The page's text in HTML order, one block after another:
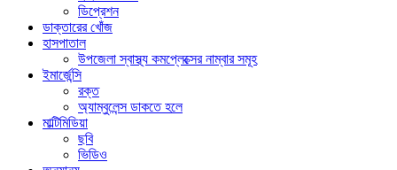
ডিপ্রেশন
ডাক্তারের খোঁজ
হাসপাতাল
উপজেলা স্বাস্থ্য কমপ্লেক্সের নাম্বার সমূহ
ইমার্জেন্সি
রক্ত
অ্যাম্বুলেন্স ডাকতে হলে
মাল্টিমিডিয়া
ছবি
ভিডিও